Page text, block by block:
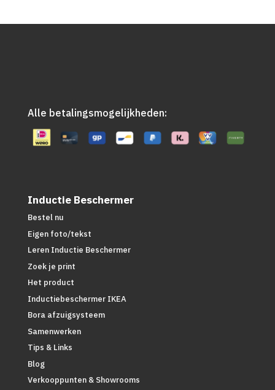
Alle betalingsmogelijkheden:
Inductie Beschermer
Bestel nu
Eigen foto/tekst
Leren Inductie Beschermer
Zoek je print
Het product
Inductiebeschermer IKEA
Bora afzuigsysteem
Samenwerken
Tips & Links
Blog
Verkooppunten & Showrooms